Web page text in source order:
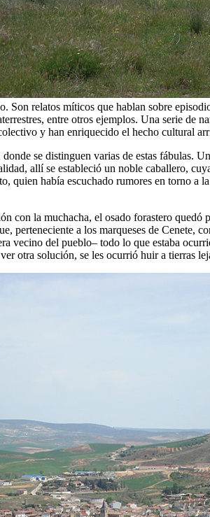
Son relatos míticos que hablan sobre
entre otros ejemplos. Una serie de
y han enriquecido el hecho cultural
se distinguen varias de estas fábulas.
allí se estableció un noble caballero,
quien había escuchado rumores en torno a
con la muchacha, el osado forastero
perteneciente a los marqueses de Cenete,
vecino del pueblo– todo lo que estaba
otra solución, se les ocurrió huir a tierras